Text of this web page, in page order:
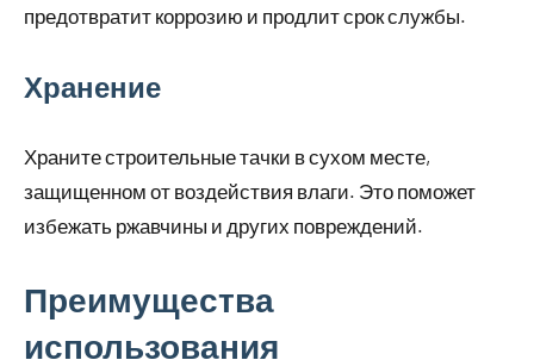
предотвратит коррозию и продлит срок службы.
Хранение
Храните строительные тачки в сухом месте,
защищенном от воздействия влаги. Это поможет
избежать ржавчины и других повреждений.
Преимущества
использования